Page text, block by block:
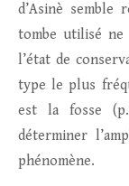
d’Asinè
tombe utilisé ne
l’état de
type le plus
est la fosse
déterminer
phénomène.